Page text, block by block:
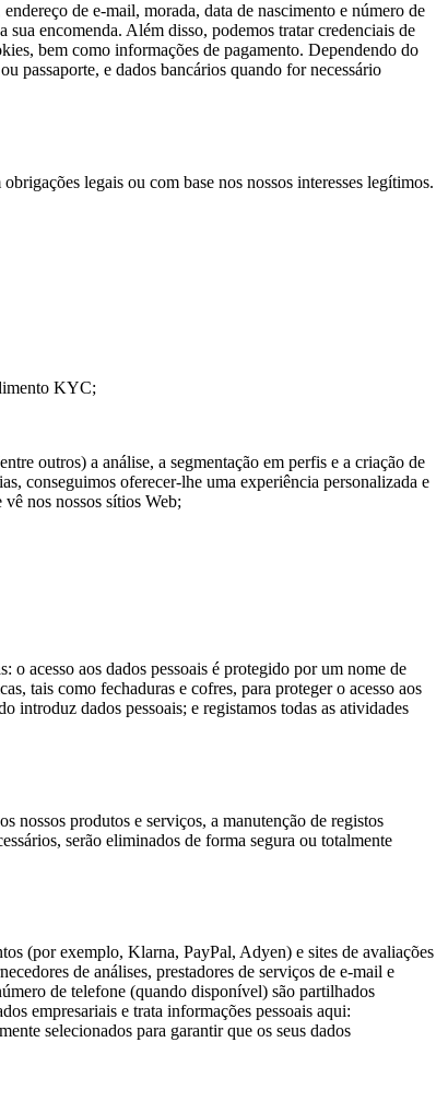
de e-mail, morada, data de nascimento e número de
encomenda. Além disso, podemos tratar credenciais de
bem como informações de pagamento. Dependendo do
passaporte, e dados bancários quando for necessário
legais ou com base nos nossos interesses legítimos.
KYC;
outros) a análise, a segmentação em perfis e a criação de
conseguimos oferecer-lhe uma experiência personalizada e
nos nossos sítios Web;
o acesso aos dados pessoais é protegido por um nome de
tais como fechaduras e cofres, para proteger o acesso aos
introduz dados pessoais; e registamos todas as atividades
nossos produtos e serviços, a manutenção de registos
serão eliminados de forma segura ou totalmente
(por exemplo, Klarna, PayPal, Adyen) e sites de avaliações
de análises, prestadores de serviços de e-mail e
de telefone (quando disponível) são partilhados
empresariais e trata informações pessoais aqui:
selecionados para garantir que os seus dados